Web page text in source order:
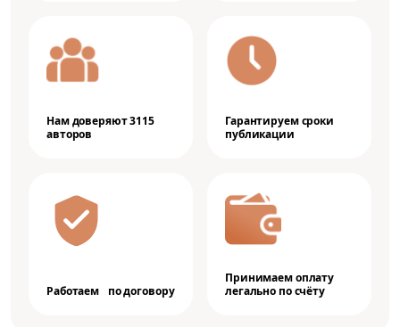
Нам доверяют 3115
авторов
Гарантируем сроки
публикации
Работаем по договору
Принимаем оплату
легально по счёту